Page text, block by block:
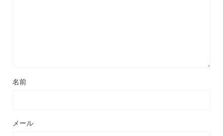
名前
メール